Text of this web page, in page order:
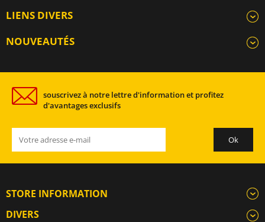
LIENS DIVERS
NOUVEAUTÉS
souscrivez à notre lettre d'information et profitez
d'avantages exclusifs
STORE INFORMATION
DIVERS